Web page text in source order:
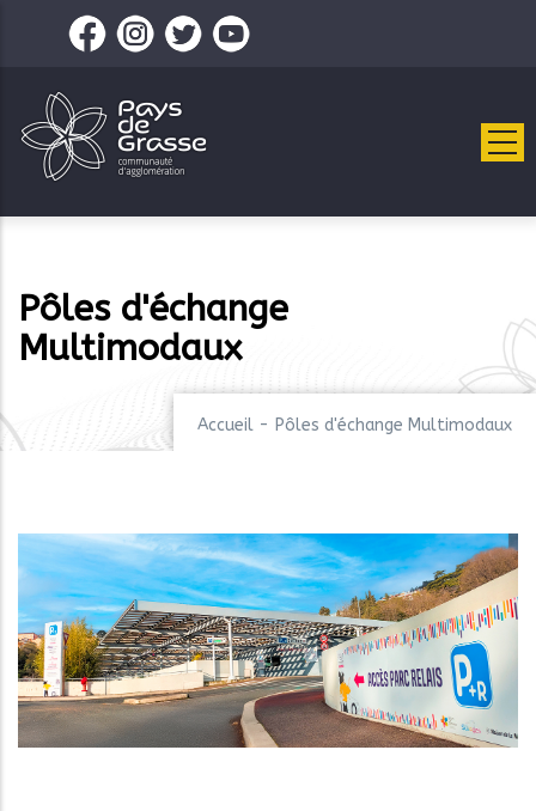
contenu
principal
Pôles d'échange
Multimodaux
Accueil - Pôles d'échange Multimodaux